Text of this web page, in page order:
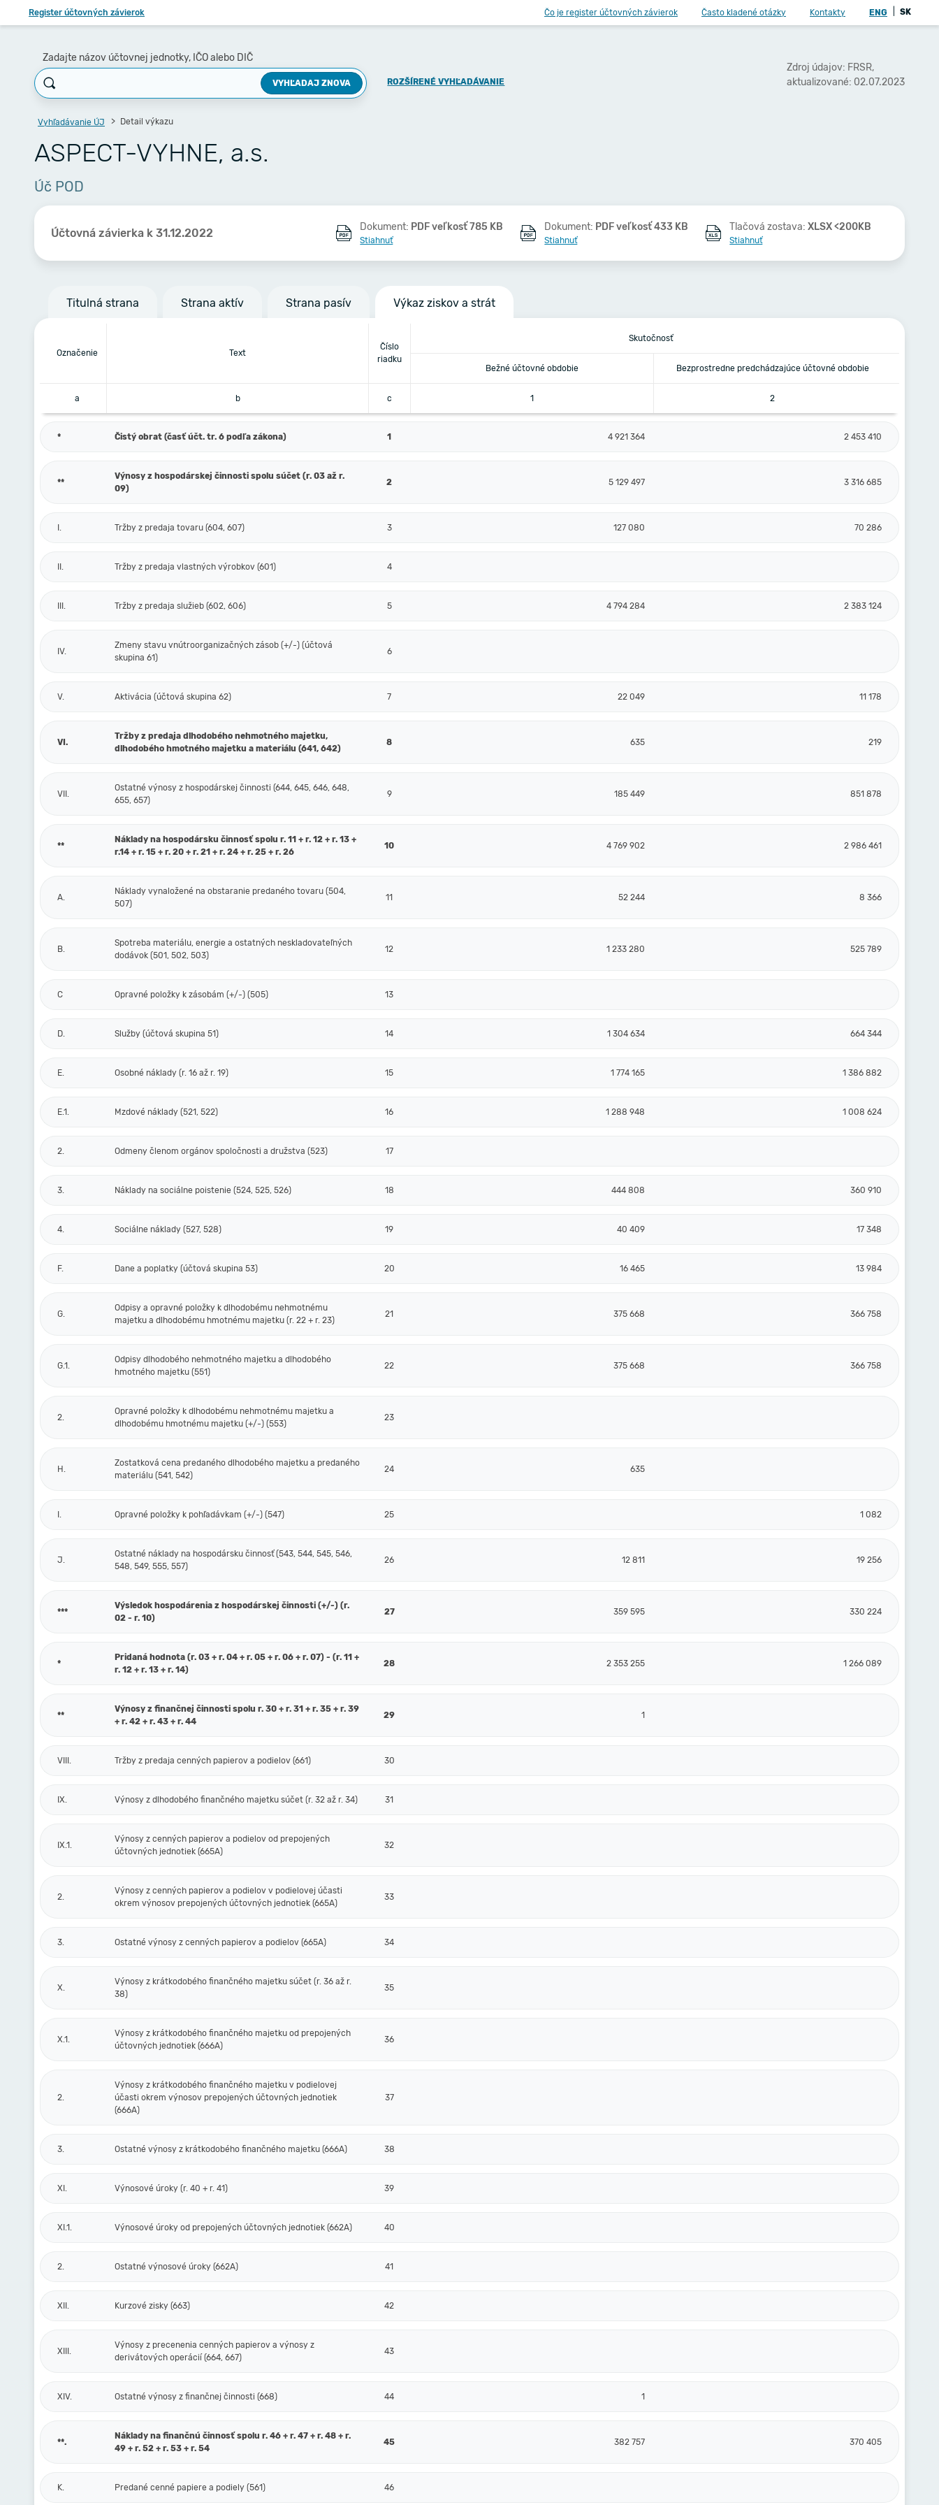
Register účtovných závierok Čo je register účtovných závierok Často kladené otázky Kontakty ENG SK
Zadajte názov účtovnej jednotky, IČO alebo DIČ
VYHĽADAJ ZNOVA ROZŠÍRENÉ VYHĽADÁVANIE
Zdroj údajov: FRSR,
aktualizované: 02.07.2023
Vyhľadávanie ÚJ Detail výkazu
ASPECT-VYHNE, a.s.
Úč POD
Účtovná závierka k 31.12.2022 Dokument: PDF veľkosť 785 KB
Stiahnuť
Dokument: PDF veľkosť 433 KB
Stiahnuť
Tlačová zostava:XLSX <200KB
Stiahnuť
Titulná strana Strana aktív Strana pasív Výkaz ziskov a strát
Označenie Text
Číslo
riadku
Skutočnosť
Bežné účtovné obdobie Bezprostredne predchádzajúce účtovné obdobie
a b c 1 2
* Čistý obrat (časť účt. tr. 6 podľa zákona) 1 4 921 364 2 453 410
**
Výnosy z hospodárskej činnosti spolu súčet (r. 03 až r.
09)
2 5 129 497 3 316 685
I. Tržby z predaja tovaru (604, 607) 3 127 080 70 286
II. Tržby z predaja vlastných výrobkov (601) 4
III. Tržby z predaja služieb (602, 606) 5 4 794 284 2 383 124
IV.
Zmeny stavu vnútroorganizačných zásob (+/-) (účtová
skupina 61)
6
V. Aktivácia (účtová skupina 62) 7 22 049 11 178
VI.
Tržby z predaja dlhodobého nehmotného majetku,
dlhodobého hmotného majetku a materiálu (641, 642)
8 635 219
VII.
Ostatné výnosy z hospodárskej činnosti (644, 645, 646, 648,
655, 657)
9 185 449 851 878
**
Náklady na hospodársku činnosť spolu r. 11 + r. 12 + r. 13 +
r.14 + r. 15 + r. 20 + r. 21 + r. 24 + r. 25 + r. 26
10 4 769 902 2 986 461
A.
Náklady vynaložené na obstaranie predaného tovaru (504,
507)
11 52 244 8 366
B.
Spotreba materiálu, energie a ostatných neskladovateľných
dodávok (501, 502, 503)
12 1 233 280 525 789
C Opravné položky k zásobám (+/-) (505) 13
D. Služby (účtová skupina 51) 14 1 304 634 664 344
E. Osobné náklady (r. 16 až r. 19) 15 1 774 165 1 386 882
E.1. Mzdové náklady (521, 522) 16 1 288 948 1 008 624
2. Odmeny členom orgánov spoločnosti a družstva (523) 17
3. Náklady na sociálne poistenie (524, 525, 526) 18 444 808 360 910
4. Sociálne náklady (527, 528) 19 40 409 17 348
F. Dane a poplatky (účtová skupina 53) 20 16 465 13 984
G.
Odpisy a opravné položky k dlhodobému nehmotnému
majetku a dlhodobému hmotnému majetku (r. 22 + r. 23)
21 375 668 366 758
G.1.
Odpisy dlhodobého nehmotného majetku a dlhodobého
hmotného majetku (551)
22 375 668 366 758
2.
Opravné položky k dlhodobému nehmotnému majetku a
dlhodobému hmotnému majetku (+/-) (553)
23
H.
Zostatková cena predaného dlhodobého majetku a predaného
materiálu (541, 542)
24 635
I. Opravné položky k pohľadávkam (+/-) (547) 25 1 082
J.
Ostatné náklady na hospodársku činnosť (543, 544, 545, 546,
548, 549, 555, 557)
26 12 811 19 256
***
Výsledok hospodárenia z hospodárskej činnosti (+/-) (r.
02 - r. 10)
27 359 595 330 224
*
Pridaná hodnota (r. 03 + r. 04 + r. 05 + r. 06 + r. 07) - (r. 11 +
r. 12 + r. 13 + r. 14)
28 2 353 255 1 266 089
**
Výnosy z finančnej činnosti spolu r. 30 + r. 31 + r. 35 + r. 39
+ r. 42 + r. 43 + r. 44
29 1
VIII. Tržby z predaja cenných papierov a podielov (661) 30
IX. Výnosy z dlhodobého finančného majetku súčet (r. 32 až r. 34) 31
IX.1.
Výnosy z cenných papierov a podielov od prepojených
účtovných jednotiek (665A)
32
2.
Výnosy z cenných papierov a podielov v podielovej účasti
okrem výnosov prepojených účtovných jednotiek (665A)
33
3. Ostatné výnosy z cenných papierov a podielov (665A) 34
X.
Výnosy z krátkodobého finančného majetku súčet (r. 36 až r.
38)
35
X.1.
Výnosy z krátkodobého finančného majetku od prepojených
účtovných jednotiek (666A)
36
2.
Výnosy z krátkodobého finančného majetku v podielovej
účasti okrem výnosov prepojených účtovných jednotiek
(666A)
37
3. Ostatné výnosy z krátkodobého finančného majetku (666A) 38
XI. Výnosové úroky (r. 40 + r. 41) 39
XI.1. Výnosové úroky od prepojených účtovných jednotiek (662A) 40
2. Ostatné výnosové úroky (662A) 41
XII. Kurzové zisky (663) 42
XIII.
Výnosy z precenenia cenných papierov a výnosy z
derivátových operácií (664, 667)
43
XIV. Ostatné výnosy z finančnej činnosti (668) 44 1
**.
Náklady na finančnú činnosť spolu r. 46 + r. 47 + r. 48 + r.
49 + r. 52 + r. 53 + r. 54
45 382 757 370 405
K. Predané cenné papiere a podiely (561) 46